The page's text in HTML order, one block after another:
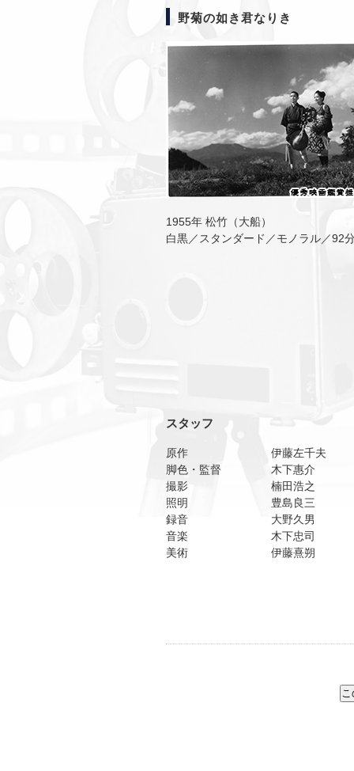
野菊の如き君なりき
1955年 松竹（大船）
白黒／スタンダード／モノラル／92
スタッフ
原作
伊藤左千夫
脚色・監督
木下惠介
撮影
楠田浩之
照明
豊島良三
録音
大野久男
音楽
木下忠司
美術
伊藤熹朔